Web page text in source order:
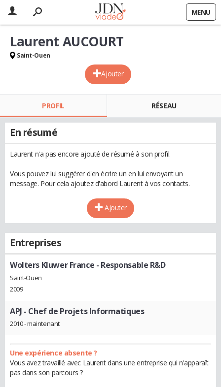
MENU
Ajouter
Laurent AUCOURT
Saint-Ouen
PROFIL RÉSEAU
En résumé
Laurent n'a pas encore ajouté de résumé à son profil.
Vous pouvez lui suggérer d'en écrire un en lui envoyant un
message. Pour cela ajoutez d'abord Laurent à vos contacts.
Ajouter
Entreprises
Wolters Kluwer France - Responsable R&D
Saint-Ouen
2009
APJ - Chef de Projets Informatiques
2010 - maintenant
Une expérience absente ?
Vous avez travaillé avec Laurent dans une entreprise qui n'apparaît
pas dans son parcours ?